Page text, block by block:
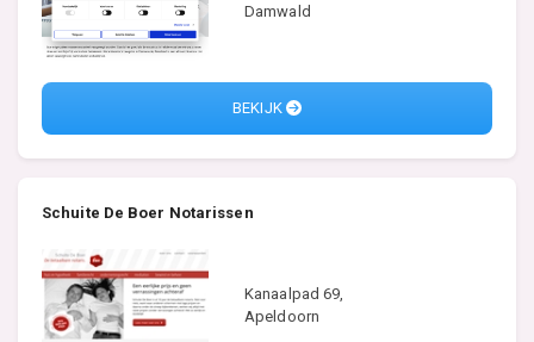
Damwald
BEKIJK
Schuite De Boer Notarissen
Kanaalpad 69,
Apeldoorn